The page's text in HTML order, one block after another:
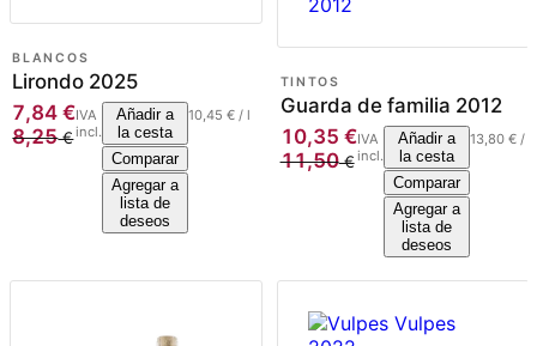
BLANCOS
Lirondo 2025
7,84 €
8,25€
IVA
incl.
10,45 € / l
Añadir a
la cesta
Comparar
Agregar a
lista de
deseos
TINTOS
Guarda de familia 2012
10,35 €
11,50€
IVA
incl.
13,80€/
Añadir a
la cesta
Comparar
Agregar a
lista de
deseos